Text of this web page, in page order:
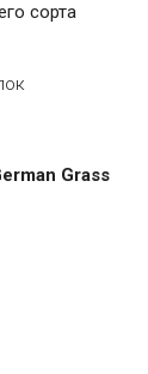
сорта
Grass